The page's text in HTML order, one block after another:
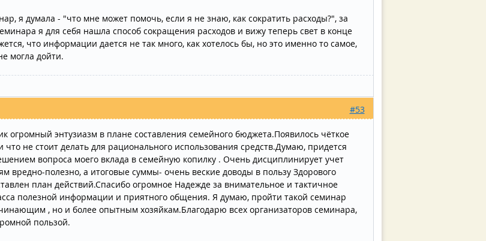
я думала - "что мне может помочь, если я не знаю, как сократить расходы?", за
я для себя нашла способ сокращения расходов и вижу теперь свет в конце
что информации дается не так много, как хотелось бы, но это именно то самое,
могла дойти.
#53
огромный энтузиазм в плане составления семейного бюджета.Появилось чёткое
не стоит делать для рационального использования средств.Думаю, придется
вопроса моего вклада в семейную копилку . Очень дисциплинирует учет
вредно-полезно, а итоговые суммы- очень веские доводы в пользу Здорового
план действий.Спасибо огромное Надежде за внимательное и тактичное
полезной информации и приятного общения. Я думаю, пройти такой семинар
, но и более опытным хозяйкам.Благодарю всех организаторов семинара,
пользой.